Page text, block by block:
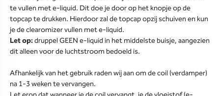
te vullen met e-liquid. Dit doe je door op het knopje op de
topcap te drukken. Hierdoor zal de topcap opzij schuiven en kun
je de clearomizer vullen met e-liquid.
Let op:druppel GEEN e-liquid in het middelste buisje, aangezien
dit alleen voor de luchtstroom bedoeld is.
Afhankelijk van het gebruik raden wij aan om de coil (verdamper)
na 1-3 weken te vervangen.